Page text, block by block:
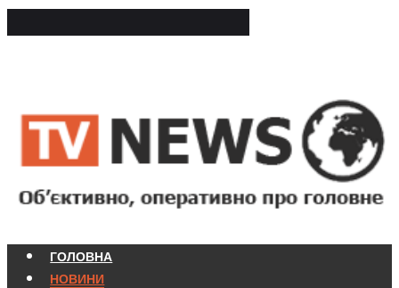
ГОЛОВНА
НОВИНИ